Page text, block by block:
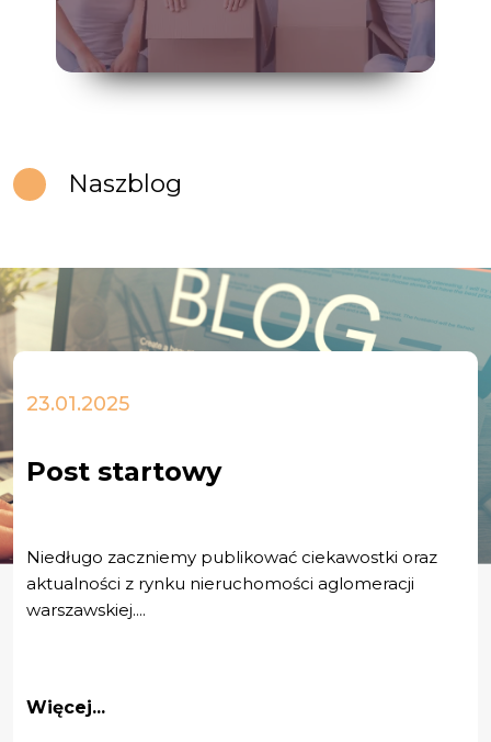
Naszblog
23.01.2025
Post startowy
Niedługo zaczniemy publikować ciekawostki oraz
aktualności z rynku nieruchomości aglomeracji
warszawskiej....
Więcej...